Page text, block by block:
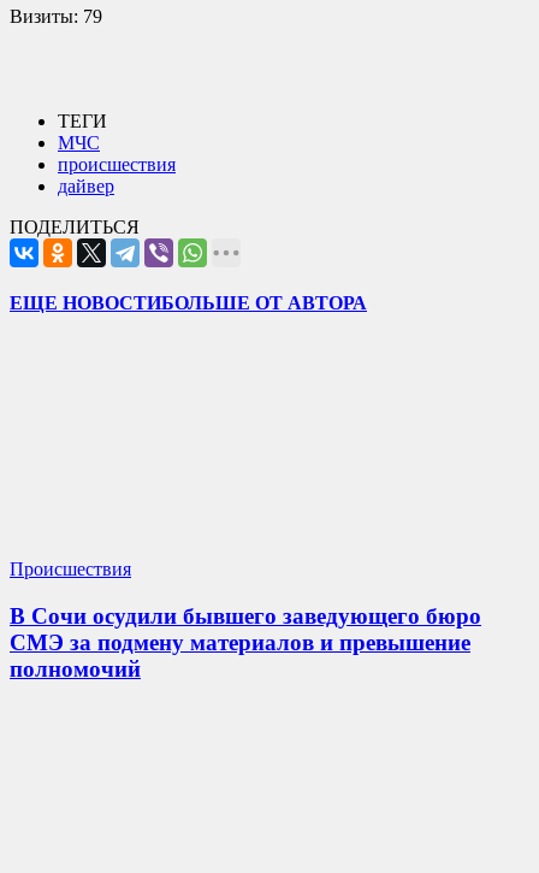
Визиты: 79
ТЕГИ
МЧС
происшествия
дайвер
ПОДЕЛИТЬСЯ
ЕЩЕ НОВОСТИБОЛЬШЕ ОТ АВТОРА
Происшествия
В Сочи осудили бывшего заведующего бюро
СМЭ за подмену материалов и превышение
полномочий